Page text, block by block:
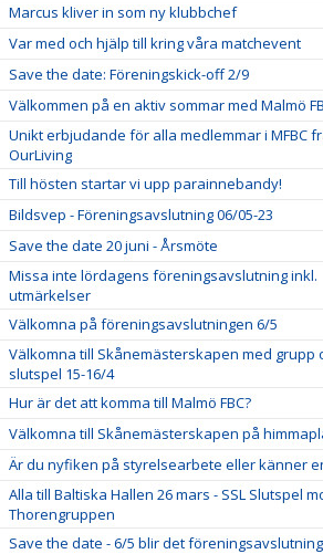
Marcus kliver in som ny klubbchef
Var med och hjälp till kring våra matchevent
Save the date: Föreningskick-off 2/9
Välkommen på en aktiv sommar med Malmö
Unikt erbjudande för alla medlemmar i MFBC
OurLiving
Till hösten startar vi upp parainnebandy!
Bildsvep - Föreningsavslutning 06/05-23
Save the date 20 juni - Årsmöte
Missa inte lördagens föreningsavslutning inkl.
utmärkelser
Välkomna på föreningsavslutningen 6/5
Välkomna till Skånemästerskapen med grupp
slutspel 15-16/4
Hur är det att komma till Malmö FBC?
Välkomna till Skånemästerskapen på
Är du nyfiken på styrelsearbete eller känner
Alla till Baltiska Hallen 26 mars - SSL Slutspel
Thorengruppen
Save the date - 6/5 blir det föreningsavslutning